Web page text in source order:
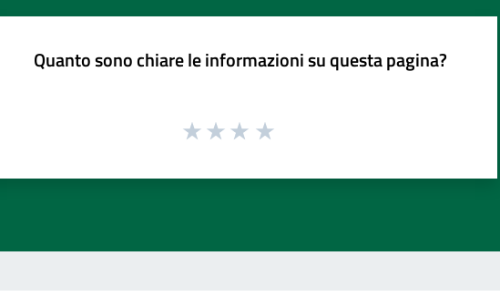
Quanto sono chiare le informazioni su questa pagina?